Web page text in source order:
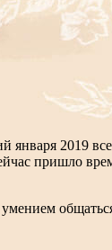
2019
пришло